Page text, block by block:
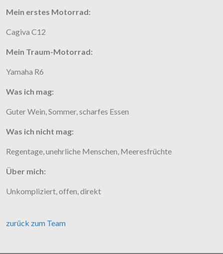
Mein erstes Motorrad:
Cagiva C12
Mein Traum-Motorrad:
Yamaha R6
Was ich mag:
Guter Wein, Sommer, scharfes Essen
Was ich nicht mag:
Regentage, unehrliche Menschen, Meeresfrüchte
Über mich:
Unkompliziert, offen, direkt
zurück zum Team